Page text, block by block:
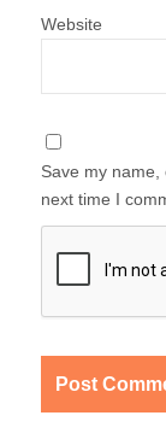
Website
Save my
next time I